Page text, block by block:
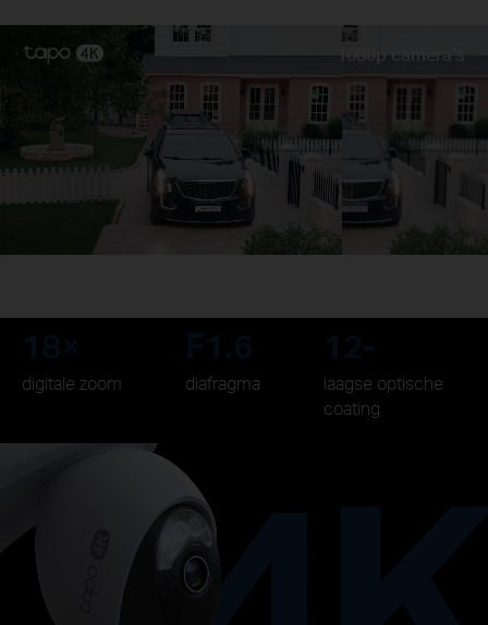
Live
digitale zoom diafragma
laagse optische
coating